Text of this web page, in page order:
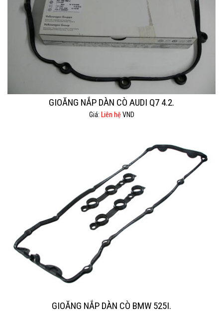
GIOĂNG NẮP DÀN CÒ AUDI Q7 4.2.
Giá: Liên hệ VND
GIOĂNG NẮP DÀN CÒ BMW 525I.